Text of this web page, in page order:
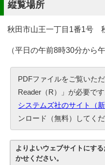
縦覧場所
秋田市山王一丁目1番1号
（平日の午前8時30分から
PDFファイルをご覧いた
Reader（R）」が必要で
システムズ社のサイト（
ンロード（無料）してくだ
よりよいウェブサイトにす
かせください。